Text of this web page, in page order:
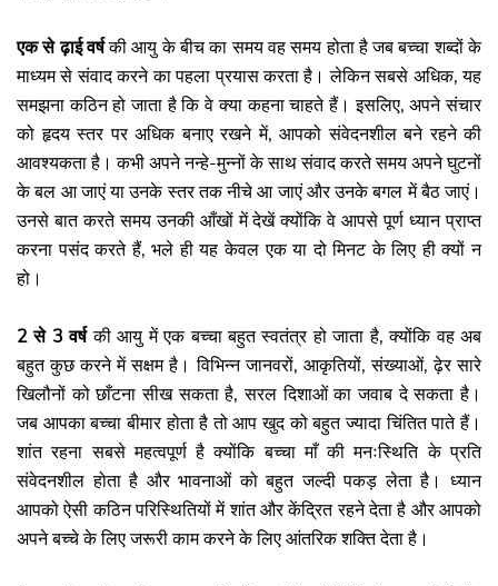
एक से ढ़ाई वर्षकी आयु के बीच का समय वह समय होता है जब बच्चा शब्दों के
माध्यम से संवाद करने का पहला प्रयास करता है। लेकिन सबसे अधिक, यह
समझना कठिन हो जाता है कि वे क्या कहना चाहते हैं। इसलिए, अपने संचार
को हृदय स्तर पर अधिक बनाए रखने में, आपको संवेदनशील बने रहने की
आवश्यकता है। कभी अपने नन्हे-मुन्नों के साथ संवाद करते समय अपने घुटनों
के बल आ जाएं या उनके स्तर तक नीचे आ जाएं और उनके बगल में बैठ जाएं।
उनसे बात करते समय उनकी आँखों में देखें क्योंकि वे आपसे पूर्ण ध्यान प्राप्त
करना पसंद करते हैं, भले ही यह केवल एक या दो मिनट के लिए ही क्यों न
हो।
2 से 3 वर्षकी आयु में एक बच्चा बहुत स्वतंत्र हो जाता है, क्योंकि वह अब
बहुत कुछ करने में सक्षम है। विभिन्न जानवरों, आकृतियों, संख्याओं, ढ़ेर सारे
खिलौनों को छाँटना सीख सकता है, सरल दिशाओं का जवाब दे सकता है।
जब आपका बच्चा बीमार होता है तो आप खुद को बहुत ज्यादा चिंतित पाते हैं।
शांत रहना सबसे महत्वपूर्ण है क्योंकि बच्चा माँ की मनःस्थिति के प्रति
संवेदनशील होता है और भावनाओं को बहुत जल्दी पकड़ लेता है। ध्यान
आपको ऐसी कठिन परिस्थितियों में शांत और केंद्रित रहने देता है और आपको
अपने बच्चे के लिए जरूरी काम करने के लिए आंतरिक शक्ति देता है।